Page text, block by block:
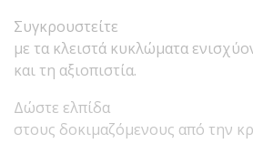
Συγκρουστείτε
με τα κλειστά κυκλώματα
και τη αξιοπιστία.
Δώστε ελπίδα
στους δοκιμαζόμενους από την